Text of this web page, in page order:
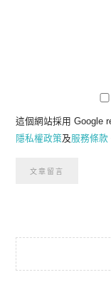
這個網站採用 Google
隱私權政策及服務條款